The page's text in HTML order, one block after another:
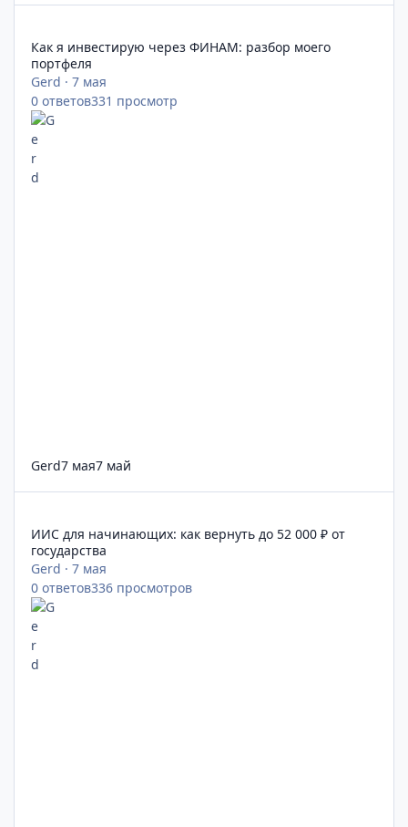
Как я инвестирую через ФИНАМ: разбор моего
портфеля
Gerd ·7 мая
0 ответов331 просмотр
Gerd7 мая7 май
ИИС для начинающих: как вернуть до 52 000 ₽ от
государства
Gerd ·7 мая
0 ответов336 просмотров